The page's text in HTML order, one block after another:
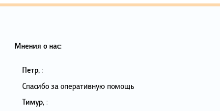
Мнения о нас:
Петр, :
Спасибо за оперативную помощь
Тимур, :